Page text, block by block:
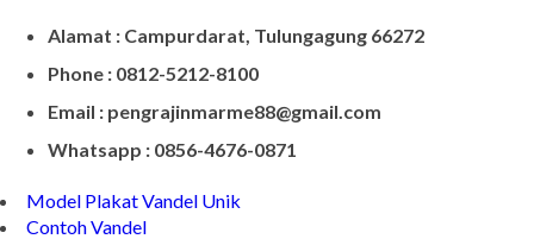
Alamat : Campurdarat, Tulungagung 66272
Phone : 0812-5212-8100
Email : pengrajinmarme88@gmail.com
Whatsapp : 0856-4676-0871
Model Plakat Vandel Unik
Contoh Vandel